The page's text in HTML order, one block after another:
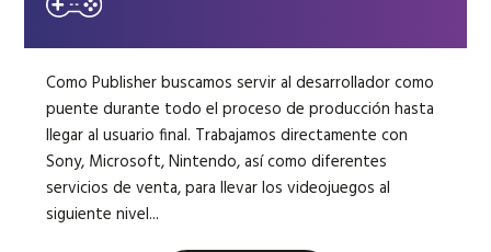
Como Publisher buscamos servir al desarrollador como
puente durante todo el proceso de producción hasta
llegar al usuario final. Trabajamos directamente con
Sony, Microsoft, Nintendo, así como diferentes
servicios de venta, para llevar los videojuegos al
siguiente nivel...